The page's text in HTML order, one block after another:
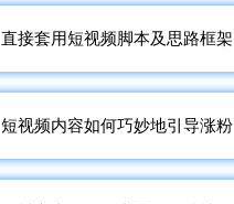
直接套用短视频脚本及思路框架
短视频内容如何巧妙地引导涨粉